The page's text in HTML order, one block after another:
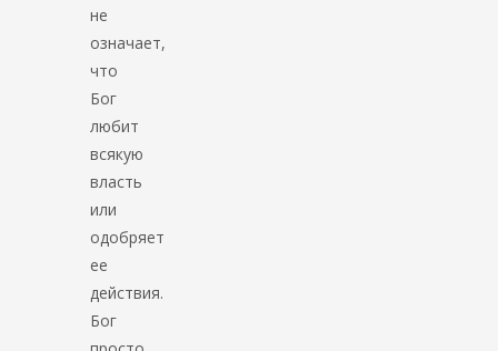
не
означает,
что
Бог
любит
всякую
власть
или
одобряет
ее
действия.
Бог